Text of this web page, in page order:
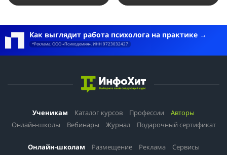
Как выглядит работа психолога на практике
*Реклама. ООО «Психодемия». ИНН 9723032427
Ученикам Каталог курсов Профессии
Авторы
Онлайн-школы
Вебинары Журнал Подарочный сертификат
Онлайн-школам Размещение Реклама
Сервисы